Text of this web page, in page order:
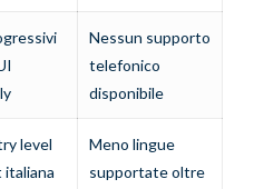
Nessun supporto
telefonico
disponibile
level
italiana
Meno lingue
supportate oltre